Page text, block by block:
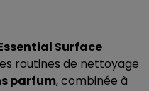
Surface
routines de nettoyage
parfum, combinée à